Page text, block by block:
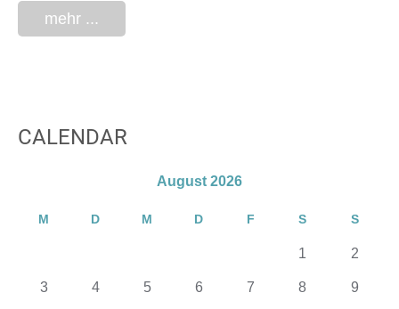
mehr ...
CALENDAR
August 2026
M D M D F S S
1 2
3 4 5 6 7 8 9